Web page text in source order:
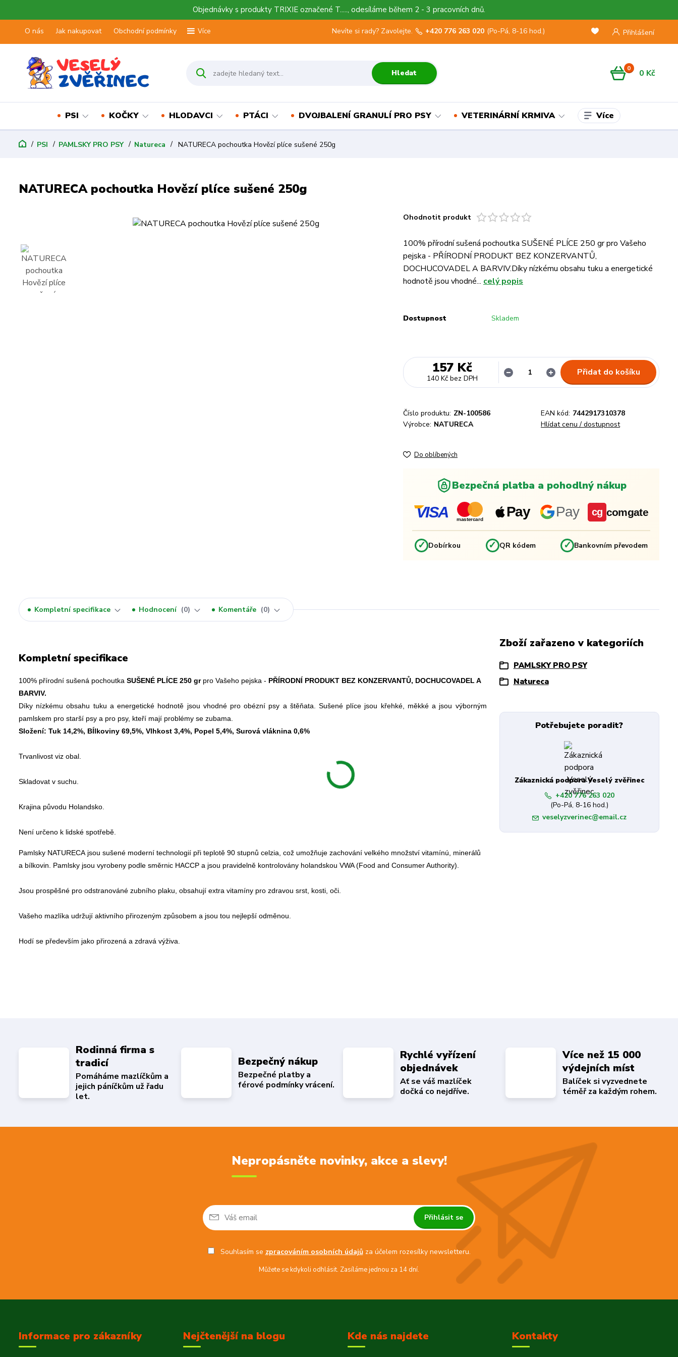
Objednávky s produkty TRIXIE označené T....., odesíláme během 2 - 3 pracovních dnů.
O nás Jak nakupovat Obchodní podmínky Více Přihlášení
Hledat
Nevíte si rady? Zavolejte. +420 776 263 020 (Po-Pá, 8-16 hod.)
0 0 Kč
PSI KOČKY HLODAVCI PTÁCI DVOJBALENÍ GRANULÍ PRO PSY VETERINÁRNÍ KRMIVA Více
PSI PAMLSKY PRO PSY Natureca NATURECA pochoutka Hovězí plíce sušené 250g
NATURECA pochoutka Hovězí plíce sušené 250g
Ohodnotit produkt
100% přírodní sušená pochoutka SUŠENÉ PLÍCE 250 gr pro Vašeho
pejska - PŘÍRODNÍ PRODUKT BEZ KONZERVANTŮ,
DOCHUCOVADEL A BARVIV.Díky nízkému obsahu tuku a energetické
hodnotě jsou vhodné... celý popis
Dostupnost Skladem
157 Kč
140 Kč bez DPH
Přidat do košíku
Číslo produktu: ZN-100586 EAN kód: 7442917310378
Výrobce: NATURECA Hlídat cenu / dostupnost
Do oblíbených
Bezpečná platba a pohodlný nákup
VISA mastercard Pay Pay cg comgate
✓ Dobírkou ✓ QR kódem ✓ Bankovním převodem
Kompletní specifikace Hodnocení 0 Komentáře 0
Kompletní specifikace
100% přírodní sušená pochoutka SUŠENÉ PLÍCE 250 gr pro Vašeho pejska - PŘÍRODNÍ PRODUKT BEZ KONZERVANTŮ, DOCHUCOVADEL A
BARVIV.
Díky nízkému obsahu tuku a energetické hodnotě jsou vhodné pro obézní psy a štěňata. Sušené plíce jsou křehké, měkké a jsou výborným
pamlskem pro starší psy a pro psy, kteří mají problémy se zubama.
Složení: Tuk 14,2%, BÍlkoviny 69,5%, Vlhkost 3,4%, Popel 5,4%, Surová vláknina 0,6%
Trvanlivost viz obal.
Skladovat v suchu.
Krajina původu Holandsko.
Není určeno k lidské spotřebě.
Pamlsky NATURECA jsou sušené moderní technologií při teplotě 90 stupnů celzia, což umožňuje zachování velkého množství vitamínú, minerálů
a bílkovin. Pamlsky jsou vyrobeny podle směrnic HACCP a jsou pravidelně kontrolovány holandskou VWA (Food and Consumer Authority).
Jsou prospěšné pro odstranováné zubního plaku, obsahují extra vitamíny pro zdravou srst, kosti, oči.
Vašeho mazlíka udržují aktivního přirozeným způsobem a jsou tou nejlepší odměnou.
Hodí se především jako přirozená a zdravá výživa.
Zboží zařazeno v kategoriích
PAMLSKY PRO PSY
Natureca
Potřebujete poradit?
Zákaznická podpora Veselý zvěřinec
+420 776 263 020
(Po-Pá, 8-16 hod.)
veselyzverinec@email.cz
Rodinná firma s
tradicí
Pomáháme mazlíčkům a
jejich páníčkům už řadu
let.
Bezpečný nákup
Bezpečné platby a
férové podmínky vrácení.
Rychlé vyřízení
objednávek
Ať se váš mazlíček
dočká co nejdříve.
Více než 15 000
výdejních míst
Balíček si vyzvednete
téměř za každým rohem.
Nepropásněte novinky, akce a slevy!
Přihlásit se
Souhlasím se zpracováním osobních údajůza účelem rozesílky newsletteru.
Můžete se kdykoli odhlásit. Zasíláme jednou za 14 dní.
Informace pro zákazníky Nejčtenější na blogu Kde nás najdete Kontakty